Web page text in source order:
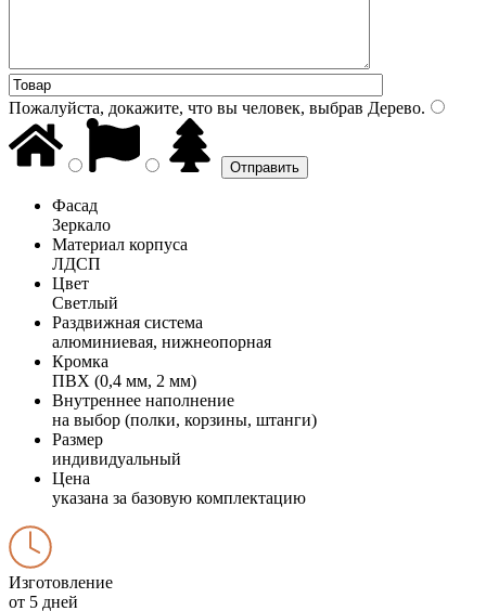
Пожалуйста, докажите, что вы человек, выбрав Дерево.
Фасад
Зеркало
Материал корпуса
ЛДСП
Цвет
Светлый
Раздвижная система
алюминиевая, нижнеопорная
Кромка
ПВХ (0,4 мм, 2 мм)
Внутреннее наполнение
на выбор (полки, корзины, штанги)
Размер
индивидуальный
Цена
указана за базовую комплектацию
Изготовление
от 5 дней